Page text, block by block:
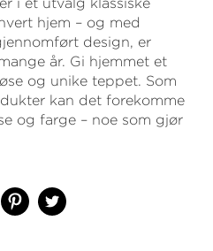
hjem – og med
design, er
år. Gi hjemmet et
og unike teppet. Som
kan det forekomme
og farge – noe som gjør